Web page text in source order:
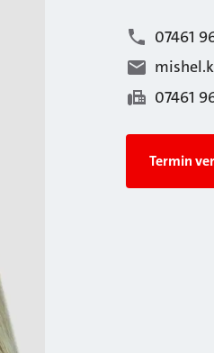
07461
07461
Termin